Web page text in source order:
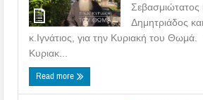
Δημητριάδος
κ.Ιγνάτιος, για την Κυριακή του Θωμά.
Κυριακ...
Read more